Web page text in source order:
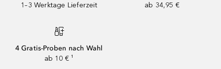
1–3 Werktage Lieferzeit
ab 34,95 €
4 Gratis-Proben nach Wahl
ab 10 € ¹